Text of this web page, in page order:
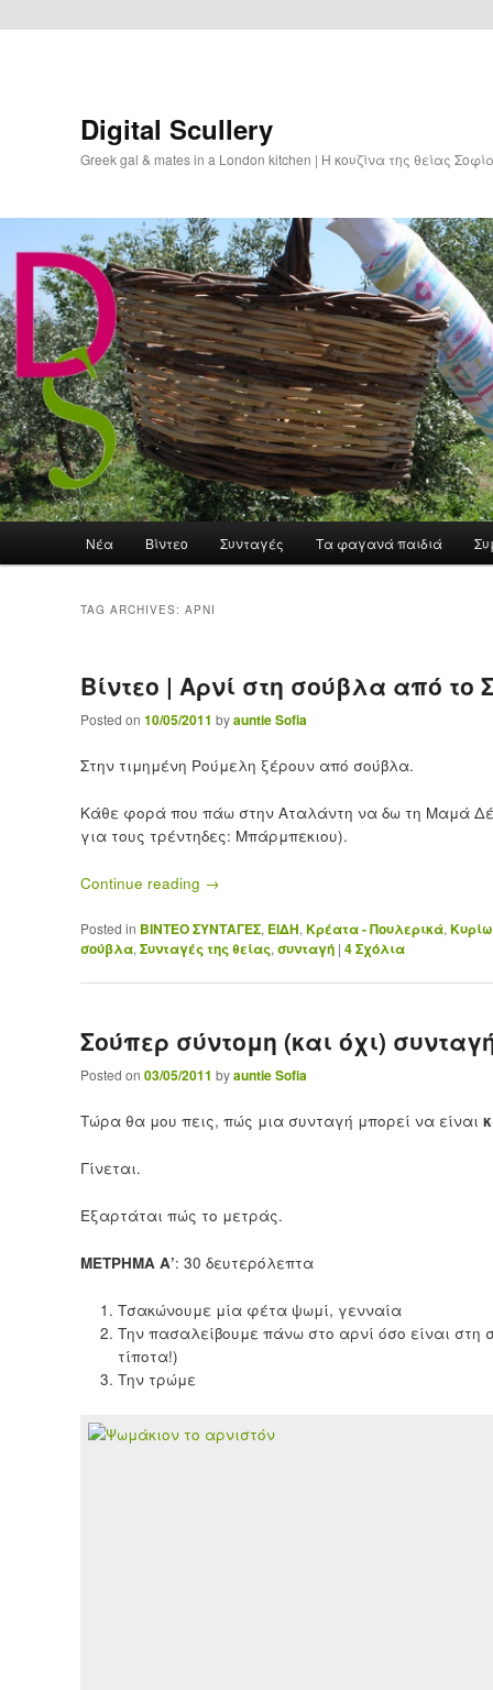
Digital Scullery
Greek gal & mates in a London kitchen | Η κουζίνα της θείας
Skip to primary content
Skip to secondary content
Νέα Βίντεο Συνταγές Τα φαγανά παιδιά
TAG ARCHIVES: ΑΡΝΊ
Βίντεο | Αρνί στη σούβλα από το
Posted on 10/05/2011 byauntie Sofia
Στην τιμημένη Ρούμελη ξέρουν από σούβλα.
Κάθε φορά που πάω στην Αταλάντη να δω τη Μαμά
για τους τρέντηδες: Μπάρμπεκιου).
Continue reading →
Posted in ΒΙΝΤΕΟ ΣΥΝΤΑΓΕΣ, ΕΙΔΗ, Κρέατα - Πουλερικά,
σούβλα, Συνταγές της θείας, συνταγή | 4Σχόλια
Σούπερ σύντομη (και όχι)
Posted on 03/05/2011 byauntie Sofia
Τώρα θα μου πεις, πώς μια συνταγή μπορεί να είναι
Γίνεται.
Εξαρτάται πώς το μετράς.
ΜΕΤΡΗΜΑ Α’: 30 δευτερόλεπτα
Τσακώνουμε μία φέτα ψωμί, γενναία
Την πασαλείβουμε πάνω στο αρνί όσο είναι στη
τίποτα!)
Την τρώμε